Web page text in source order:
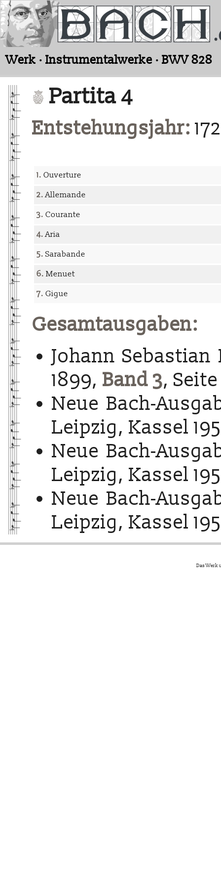
Werk · Instrumentalwerke · BWV 828
Partita 4
Entstehungsjahr:
1. Ouverture
2.Allemande
3. Courante
4.Aria
5. Sarabande
6. Menuet
7. Gigue
Gesamtausgaben:
Johann Sebastian
1899, Band 3,
Neue Bach-
Leipzig, Kassel
Neue Bach-
Leipzig, Kassel
Neue Bach-
Leipzig, Kassel
Das Werk